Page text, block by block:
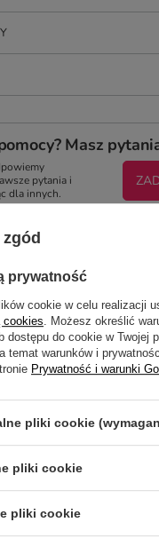
Masz
pytania i
dla innych.
podkładka pod kubek dla
prywatność
cookie w celu realizacji
cookies . Możesz określić
dostępu do cookie w Twojej
temat warunków i
Prywatność i warunki
pliki cookie
pliki cookie
pliki cookie